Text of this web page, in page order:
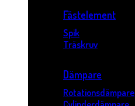
Fästelement
Spik
Träskruv
Dämpare
Rotationsdämpare